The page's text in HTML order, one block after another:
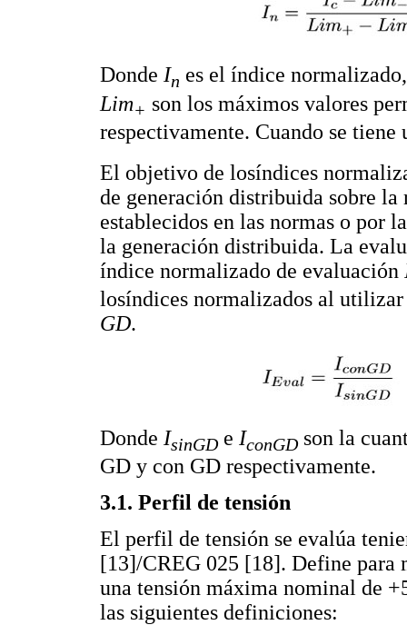
Donde In es el índice
Lim+ son los máximos valores
respectivamente. Cuando se
El objetivo de losíndices
de generación distribuida sobre
establecidos en las normas o por
la generación distribuida. La
índice normalizado de evaluación
losíndices normalizados al
GD.
Donde IsinGDe IconGDson la
GD y con GD respectivamente.
3.1. Perfil de tensión
El perfil de tensión se evalúa
[13]/CREG 025 [18]. Define para
una tensión máxima nominal de
las siguientes definiciones: